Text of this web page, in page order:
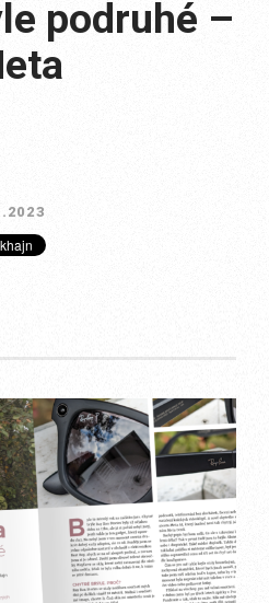
podruhé –